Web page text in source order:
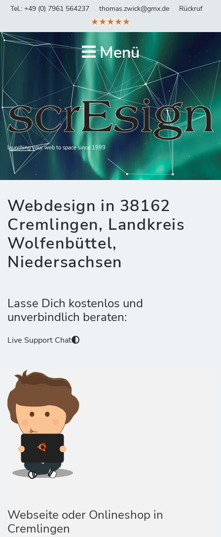
Tel.: +49 (0) 7961 564237 thomas.zwick@gmx.de Rückruf
★★★★★
Menü
launching your web to space since 1999
Webdesign in 38162
Cremlingen, Landkreis
Wolfenbüttel,
Niedersachsen
Lasse Dich kostenlos und
unverbindlich beraten:
Live Support Chat
Webseite oder Onlineshop in
Cremlingen